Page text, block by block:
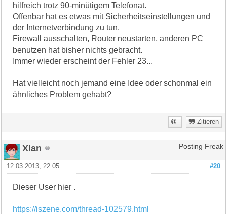
hilfreich trotz 90-minütigem Telefonat.
Offenbar hat es etwas mit Sicherheitseinstellungen und
der Internetverbindung zu tun.
Firewall ausschalten, Router neustarten, anderen PC
benutzen hat bisher nichts gebracht.
Immer wieder erscheint der Fehler 23...
Hat vielleicht noch jemand eine Idee oder schonmal ein
ähnliches Problem gehabt?
Zitieren
Xlan Posting Freak
#20
12.03.2013, 22:05
Dieser User hier .
https://iszene.com/thread-102579.html